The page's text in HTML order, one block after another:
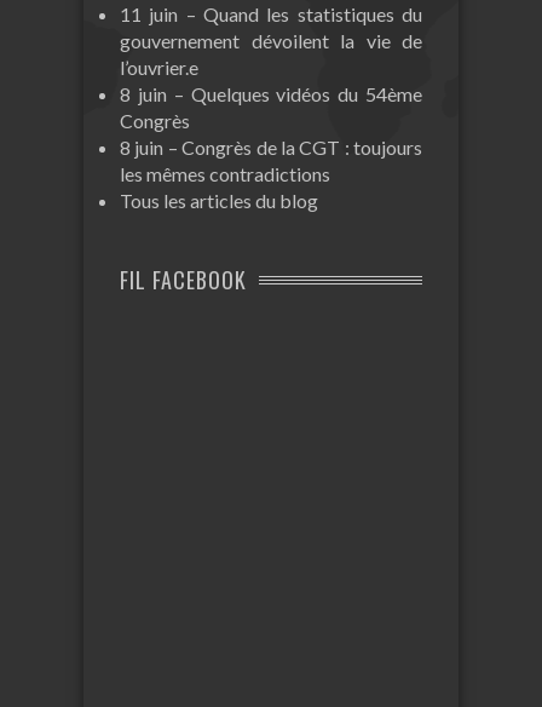
11 juin – Quand les statistiques du
gouvernement dévoilent la vie de
l’ouvrier.e
8 juin – Quelques vidéos du 54ème
Congrès
8 juin – Congrès de la CGT : toujours
les mêmes contradictions
Tous les articles du blog
FIL FACEBOOK